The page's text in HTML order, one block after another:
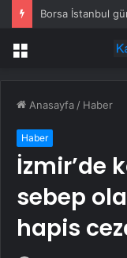
Borsa İstanbul
Menü
Anasayfa / Haber
Haber
İzmir’de
sebep
hapis